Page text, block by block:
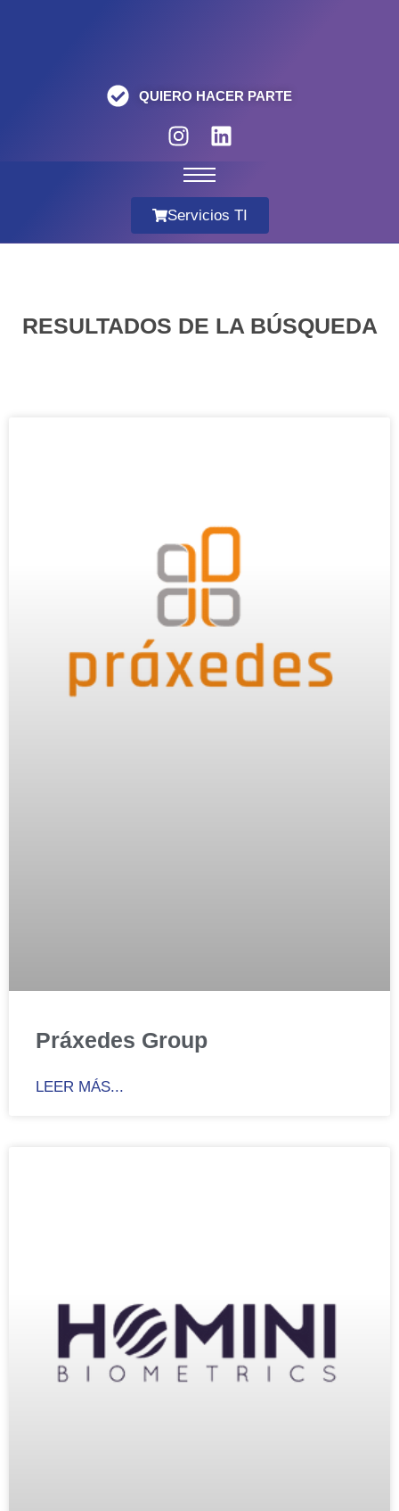
QUIERO HACER PARTE
Servicios TI
RESULTADOS DE LA BÚSQUEDA
Práxedes Group
LEER MÁS...